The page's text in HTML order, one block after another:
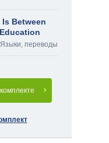
Between
Языки, переводы